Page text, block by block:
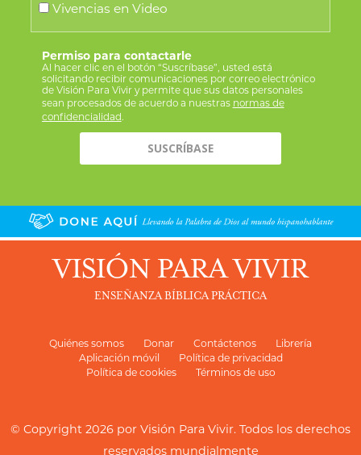
Vivencias en Video
Permiso para contactarle
Al hacer clic en el botón “Suscríbase”, usted está
solicitando recibir comunicaciones por correo electrónico
de Visión Para Vivir y permite que sus datos personales
sean procesados de acuerdo a nuestras normas de
confidencialidad.
VISIÓN PARA VIVIR
ENSEÑANZA BÍBLICA PRÁCTICA
Quiénes somos Donar Contáctenos
Librería
Aplicación móvil
Política de privacidad
Política de cookies
Términos de uso
© Copyright 2026 por Visión Para Vivir. Todos los derechos
reservados mundialmente